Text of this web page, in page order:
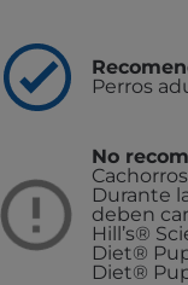
Perros
No
Durante
deben
Hill’s®
Diet®
Diet®